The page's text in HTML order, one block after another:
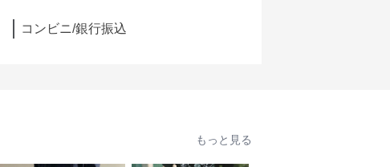
コンビニ/銀行振込
もっと見る